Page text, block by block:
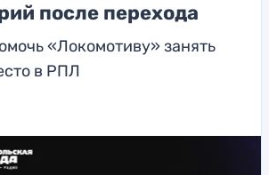
после перехода
«Локомотиву» занять
в РПЛ